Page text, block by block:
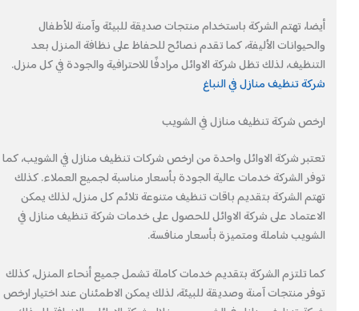
أيضا، تهتم الشركة باستخدام منتجات صديقة للبيئة وآمنة للأطفال
والحيوانات الأليفة، كما تقدم نصائح للحفاظ على نظافة المنزل بعد
التنظيف، لذلك تظل شركة الاوائل مرادفًا للاحترافية والجودة في كل منزل.
شركة تنظيف منازل في النباغ
ارخص شركة تنظيف منازل في الشويب
تعتبر شركة الاوائل واحدة من ارخص شركات تنظيف منازل في الشويب، كما
توفر الشركة خدمات عالية الجودة بأسعار مناسبة لجميع العملاء. كذلك
تهتم الشركة بتقديم باقات تنظيف متنوعة تلائم كل منزل، لذلك يمكن
الاعتماد على شركة الاوائل للحصول على خدمات شركة تنظيف منازل في
الشويب شاملة ومتميزة بأسعار منافسة.
كما تلتزم الشركة بتقديم خدمات كاملة تشمل جميع أنحاء المنزل، كذلك
توفر منتجات آمنة وصديقة للبيئة، لذلك يمكن الاطمئنان عند اختيار ارخص